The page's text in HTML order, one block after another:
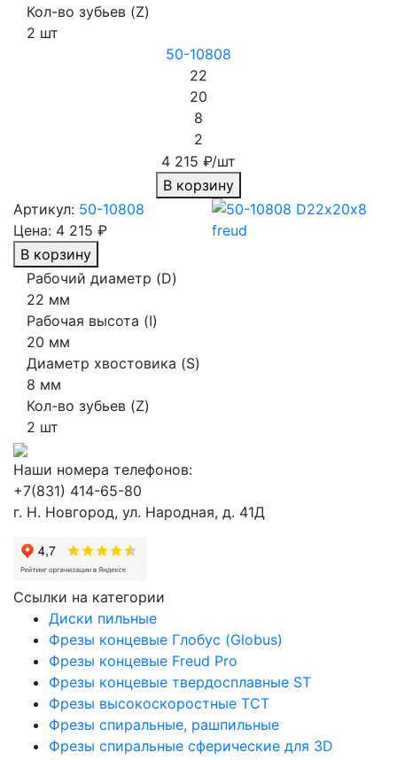
Кол-во зубьев (Z)
2 шт
50-10808
22
20
8
2
4 215 ₽/шт
В корзину
Артикул: 50-10808
Цена: 4 215 ₽
В корзину
Рабочий диаметр (D)
22 мм
Рабочая высота (I)
20 мм
Диаметр хвостовика (S)
8 мм
Кол-во зубьев (Z)
2 шт
Наши номера телефонов:
+7(831) 414-65-80
г. Н. Новгород, ул. Народная, д. 41Д
Ссылки на категории
Диски пильные
Фрезы концевые Глобус (Globus)
Фрезы концевые Freud Pro
Фрезы концевые твердосплавные ST
Фрезы высокоскоростные ТСТ
Фрезы спиральные, рашпильные
Фрезы спиральные сферические для 3D